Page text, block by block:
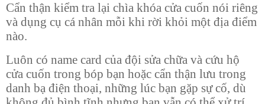
Cẩn thận kiểm tra lại chìa khóa cửa cuốn nói riêng
và dụng cụ cá nhân mỗi khi rời khỏi một địa điểm
nào.
Luôn có name card của đội sửa chữa và cứu hộ
cửa cuốn trong bóp bạn hoặc cẩn thận lưu trong
danh bạ điện thoại, những lúc bạn gặp sự cố, dù